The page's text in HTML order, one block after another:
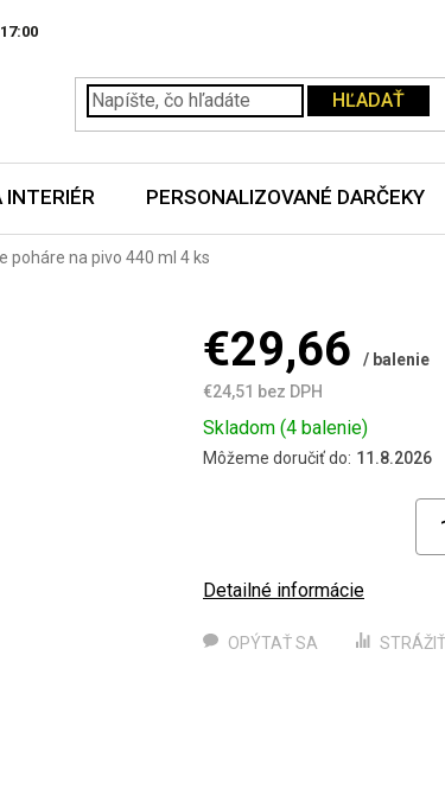
HĽADAŤ
INTERIÉR PERSONALIZOVANÉ DARČEKY
poháre na pivo 440 ml 4 ks
€29,66
/ balenie
€24,51 bez DPH
Jednotková
cena:
Skladom (4 balenie)
Môžeme doručiť do: 11.8.2026
Detailné informácie
OPÝTAŤ SA